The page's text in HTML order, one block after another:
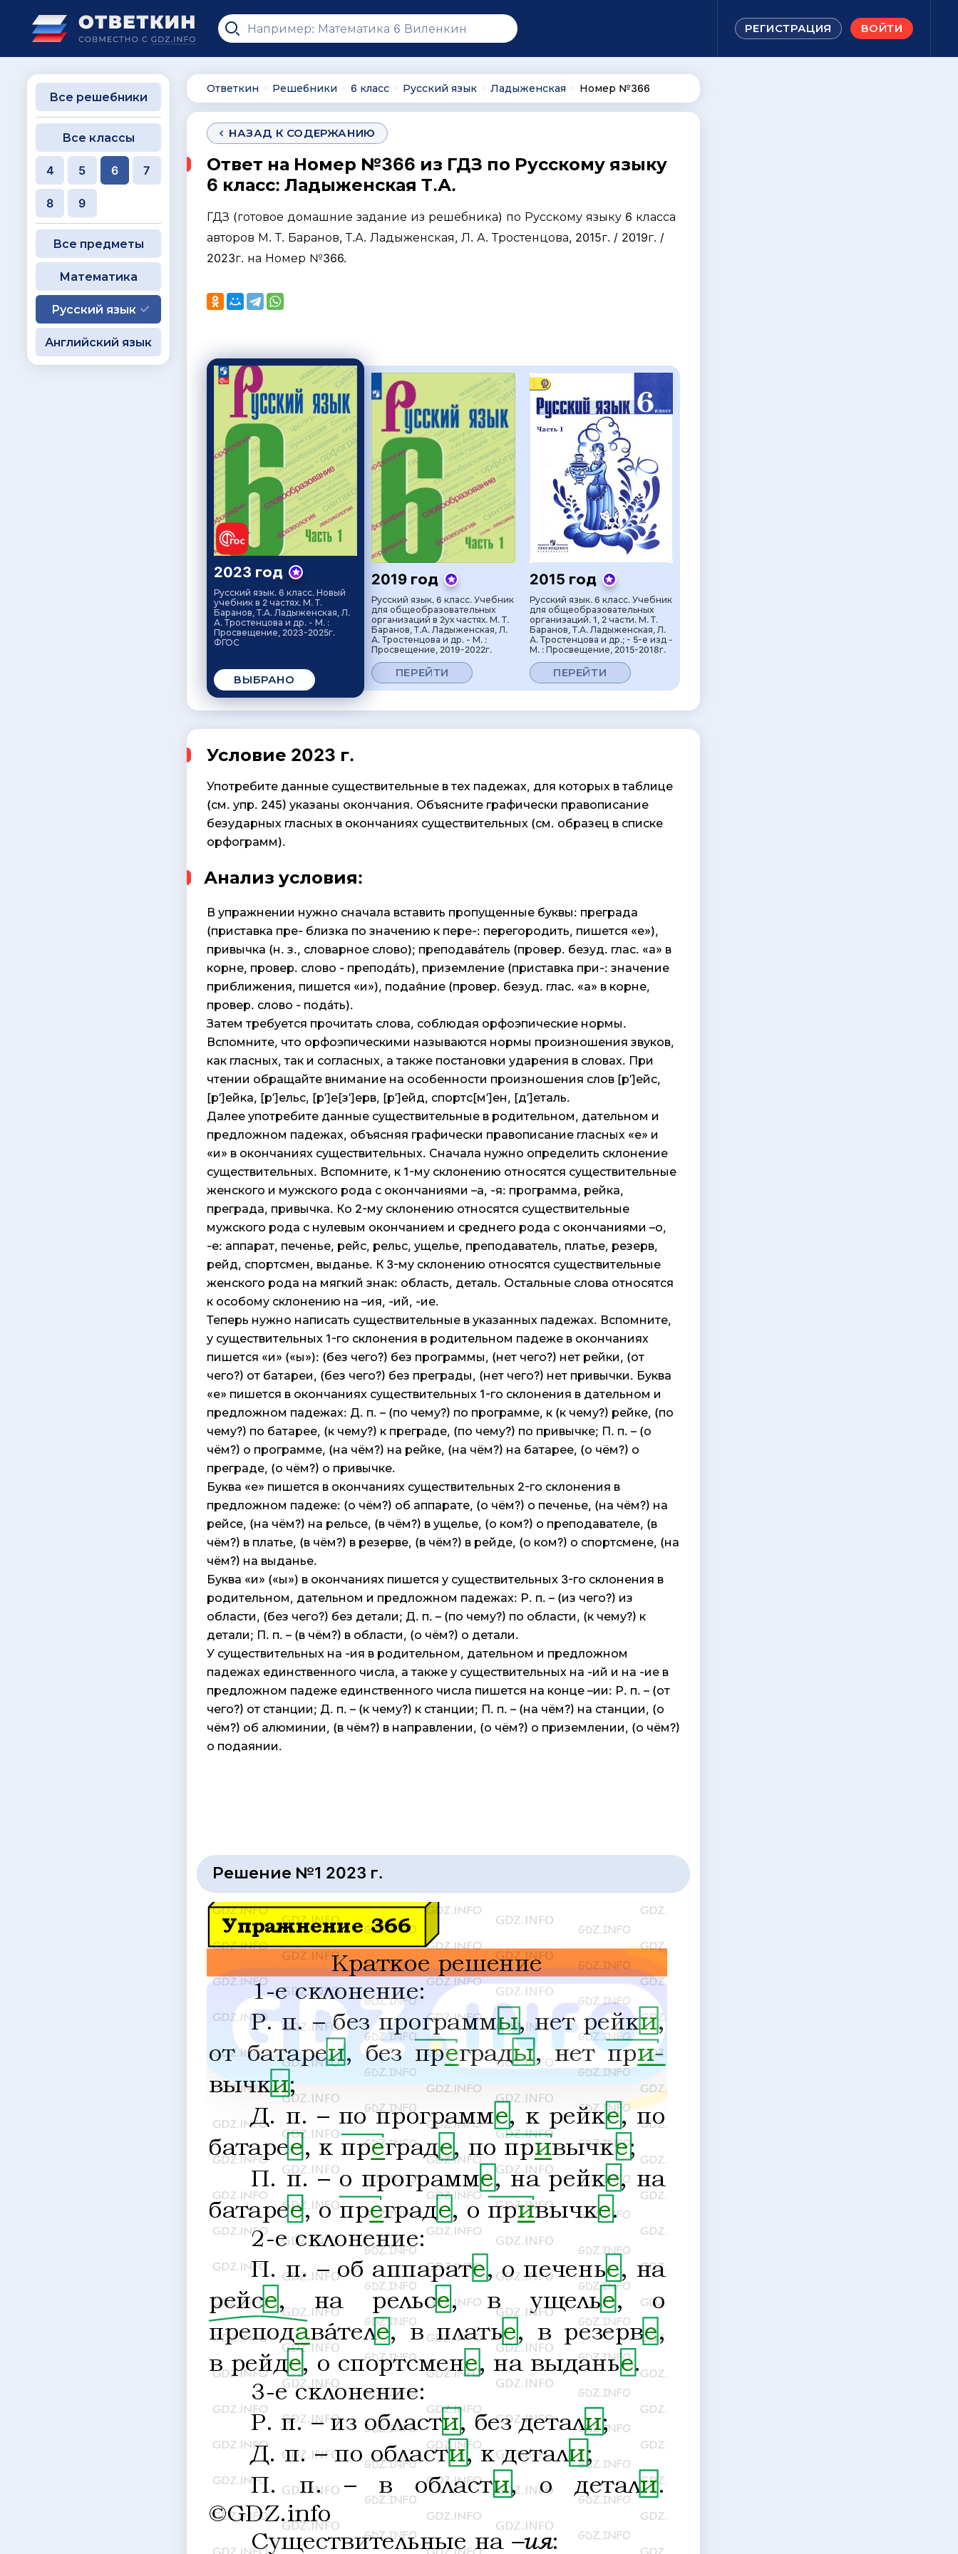
РЕГИСТРАЦИЯ ВОЙТИ
Ответкин ∙ Решебники ∙ 6 класс ∙ Русский язык ∙ Ладыженская ∙ Номер №366
НАЗАД К СОДЕРЖАНИЮ
Ответ на Номер №366 из ГДЗ по Русскому языку
6 класс: Ладыженская Т.А.
ГДЗ (готовое домашние задание из решебника) по Русскому языку 6 класса
авторов М. Т. Баранов, Т.А. Ладыженская, Л. А. Тростенцова, 2015г. / 2019г. /
2023г. на Номер №366.
2023 год
Русский язык. 6 класс. Новый
учебник в 2 частях. М. Т.
Баранов, Т.А. Ладыженская, Л.
А. Тростенцова и др. - М. :
Просвещение, 2023-2025г.
ФГОС
ВЫБРАНО
2019 год
Русский язык. 6 класс. Учебник
для общеобразовательных
организаций в 2ух частях. М. Т.
Баранов, Т.А. Ладыженская, Л.
А. Тростенцова и др. - М. :
Просвещение, 2019-2022г.
ПЕРЕЙТИ
2015 год
Русский язык. 6 класс. Учебник
для общеобразовательных
организаций. 1, 2 части. М. Т.
Баранов, Т.А. Ладыженская, Л.
А. Тростенцова и др.; - 5-е изд -
М. : Просвещение, 2015-2018г.
ПЕРЕЙТИ
Условие 2023 г.
Употребите данные существительные в тех падежах, для которых в таблице
(см. упр. 245) указаны окончания. Объясните графически правописание
безударных гласных в окончаниях существительных (см. образец в списке
орфограмм).
Анализ условия:
В упражнении нужно сначала вставить пропущенные буквы: преграда
(приставка пре- близка по значению к пере-: перегородить, пишется «е»),
привычка (н. з., словарное слово); преподавáтель (провер. безуд. глас. «а» в
корне, провер. слово - преподáть), приземление (приставка при-: значение
приближения, пишется «и»), подая́ние (провер. безуд. глас. «а» в корне,
провер. слово - подáть).
Затем требуется прочитать слова, соблюдая орфоэпические нормы.
Вспомните, что орфоэпическими называются нормы произношения звуков,
как гласных, так и согласных, а также постановки ударения в словах. При
чтении обращайте внимание на особенности произношения слов [р’]ейс,
[р’]ейка, [р’]ельс, [р’]е[з’]ерв, [р’]ейд, спортс[м’]ен, [д’]еталь.
Далее употребите данные существительные в родительном, дательном и
предложном падежах, объясняя графически правописание гласных «е» и
«и» в окончаниях существительных. Сначала нужно определить склонение
существительных. Вспомните, к 1-му склонению относятся существительные
женского и мужского рода с окончаниями –а, -я: программа, рейка,
преграда, привычка. Ко 2-му склонению относятся существительные
мужского рода с нулевым окончанием и среднего рода с окончаниями –о,
-е: аппарат, печенье, рейс, рельс, ущелье, преподаватель, платье, резерв,
рейд, спортсмен, выданье. К 3-му склонению относятся существительные
женского рода на мягкий знак: область, деталь. Остальные слова относятся
к особому склонению на –ия, -ий, -ие.
Теперь нужно написать существительные в указанных падежах. Вспомните,
у существительных 1-го склонения в родительном падеже в окончаниях
пишется «и» («ы»): (без чего?) без программы, (нет чего?) нет рейки, (от
чего?) от батареи, (без чего?) без преграды, (нет чего?) нет привычки. Буква
«е» пишется в окончаниях существительных 1-го склонения в дательном и
предложном падежах: Д. п. – (по чему?) по программе, к (к чему?) рейке, (по
чему?) по батарее, (к чему?) к преграде, (по чему?) по привычке; П. п. – (о
чём?) о программе, (на чём?) на рейке, (на чём?) на батарее, (о чём?) о
преграде, (о чём?) о привычке.
Буква «е» пишется в окончаниях существительных 2-го склонения в
предложном падеже: (о чём?) об аппарате, (о чём?) о печенье, (на чём?) на
рейсе, (на чём?) на рельсе, (в чём?) в ущелье, (о ком?) о преподавателе, (в
чём?) в платье, (в чём?) в резерве, (в чём?) в рейде, (о ком?) о спортсмене, (на
чём?) на выданье.
Буква «и» («ы») в окончаниях пишется у существительных 3-го склонения в
родительном, дательном и предложном падежах: Р. п. – (из чего?) из
области, (без чего?) без детали; Д. п. – (по чему?) по области, (к чему?) к
детали; П. п. – (в чём?) в области, (о чём?) о детали.
У существительных на -ия в родительном, дательном и предложном
падежах единственного числа, а также у существительных на -ий и на -ие в
предложном падеже единственного числа пишется на конце –ии: Р. п. – (от
чего?) от станции; Д. п. – (к чему?) к станции; П. п. – (на чём?) на станции, (о
чём?) об алюминии, (в чём?) в направлении, (о чём?) о приземлении, (о чём?)
о подаянии.
Решение №1 2023 г.
Все решебники
Все классы
4 5 6 7
8 9
Все предметы
Математика
Русский язык
Английский язык